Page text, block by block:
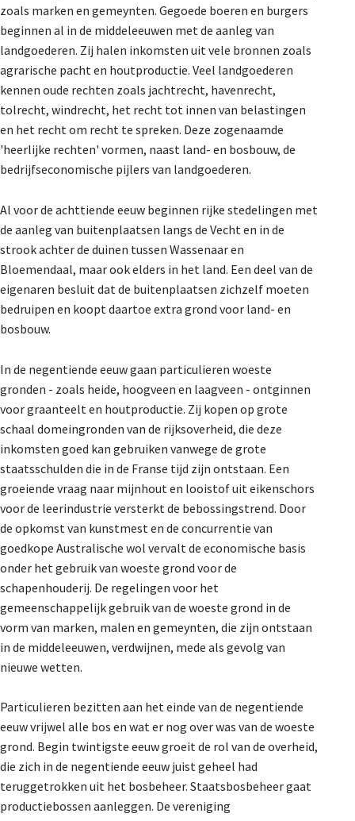
zoals marken en gemeynten. Gegoede boeren en burgers
beginnen al in de middeleeuwen met de aanleg van
landgoederen. Zij halen inkomsten uit vele bronnen zoals
agrarische pacht en houtproductie. Veel landgoederen
kennen oude rechten zoals jachtrecht, havenrecht,
tolrecht, windrecht, het recht tot innen van belastingen
en het recht om recht te spreken. Deze zogenaamde
'heerlijke rechten' vormen, naast land- en bosbouw, de
bedrijfseconomische pijlers van landgoederen.
Al voor de achttiende eeuw beginnen rijke stedelingen met
de aanleg van buitenplaatsen langs de Vecht en in de
strook achter de duinen tussen Wassenaar en
Bloemendaal, maar ook elders in het land. Een deel van de
eigenaren besluit dat de buitenplaatsen zichzelf moeten
bedruipen en koopt daartoe extra grond voor land- en
bosbouw.
In de negentiende eeuw gaan particulieren woeste
gronden - zoals heide, hoogveen en laagveen - ontginnen
voor graanteelt en houtproductie. Zij kopen op grote
schaal domeingronden van de rijksoverheid, die deze
inkomsten goed kan gebruiken vanwege de grote
staatsschulden die in de Franse tijd zijn ontstaan. Een
groeiende vraag naar mijnhout en looistof uit eikenschors
voor de leerindustrie versterkt de bebossingstrend. Door
de opkomst van kunstmest en de concurrentie van
goedkope Australische wol vervalt de economische basis
onder het gebruik van woeste grond voor de
schapenhouderij. De regelingen voor het
gemeenschappelijk gebruik van de woeste grond in de
vorm van marken, malen en gemeynten, die zijn ontstaan
in de middeleeuwen, verdwijnen, mede als gevolg van
nieuwe wetten.
Particulieren bezitten aan het einde van de negentiende
eeuw vrijwel alle bos en wat er nog over was van de woeste
grond. Begin twintigste eeuw groeit de rol van de overheid,
die zich in de negentiende eeuw juist geheel had
teruggetrokken uit het bosbeheer. Staatsbosbeheer gaat
productiebossen aanleggen. De vereniging